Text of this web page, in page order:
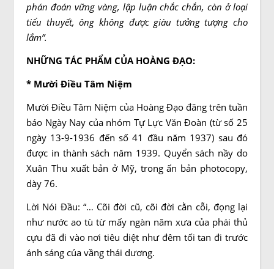
phán đoán vững vàng, lập luận chắc chắn, còn ở loại
tiểu thuyết, ông không được giàu tưởng tượng cho
lắm”.
NHỮNG TÁC PHẨM CỦA HOÀNG ĐẠO:
* Mười Điều Tâm Niệm
Mười Điều Tâm Niệm của Hoàng Đạo đăng trên tuần
báo Ngày Nay của nhóm Tự Lực Văn Đoàn (từ số 25
ngày 13-9-1936 đến số 41 đầu năm 1937) sau đó
được in thành sách năm 1939. Quyển sách nầy do
Xuân Thu xuất bản ở Mỹ, trong ấn bản photocopy,
dày 76.
Lời Nói Đầu: “… Cõi đời cũ, cõi đời cằn cỗi, đọng lại
như nước ao tù từ mấy ngàn năm xưa của phái thủ
cựu đã đi vào nơi tiêu diệt như đêm tối tan đi trước
ánh sáng của vầng thái dương.